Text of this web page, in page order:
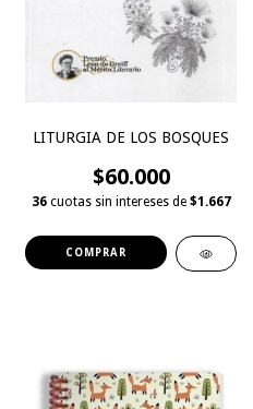
LITURGIA DE LOS BOSQUES
$60.000
36 cuotas sin intereses de $1.667